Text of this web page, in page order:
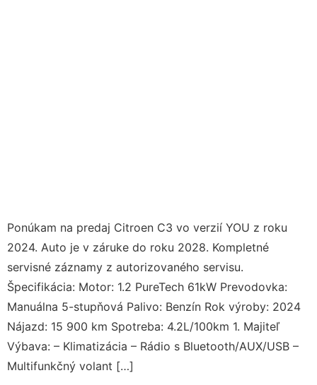
Ponúkam na predaj Citroen C3 vo verzií YOU z roku
2024. Auto je v záruke do roku 2028. Kompletné
servisné záznamy z autorizovaného servisu.
Špecifikácia: Motor: 1.2 PureTech 61kW Prevodovka:
Manuálna 5-stupňová Palivo: Benzín Rok výroby: 2024
Nájazd: 15 900 km Spotreba: 4.2L/100km 1. Majiteľ
Výbava: – Klimatizácia – Rádio s Bluetooth/AUX/USB –
Multifunkčný volant […]